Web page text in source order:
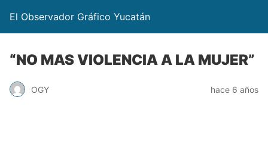
El Observador Gráfico Yucatán
“NO MAS VIOLENCIA A LA MUJER”
OGY hace 6 años